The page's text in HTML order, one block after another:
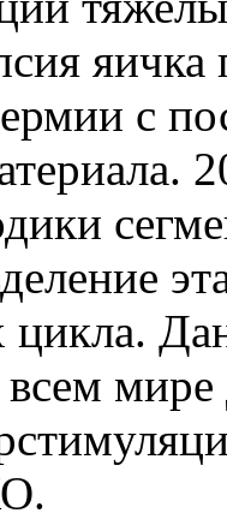
с
цикла.
мире